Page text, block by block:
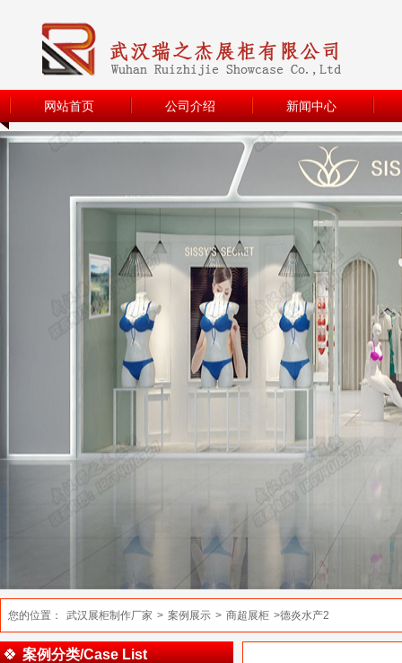
网站首页 公司介绍 新闻中心
您的位置： 武汉展柜制作厂家 > 案例展示 > 商超展柜 >德炎水产2
案例分类/Case List